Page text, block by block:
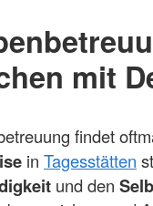
mit
findet
in Tagesstätten
und den